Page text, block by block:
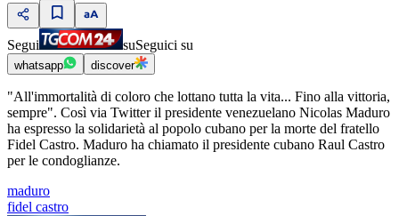
Segui suSeguici su
whatsapp discover
"All'immortalità di coloro che lottano tutta la vita... Fino alla vittoria,
sempre". Così via Twitter il presidente venezuelano Nicolas Maduro
ha espresso la solidarietà al popolo cubano per la morte del fratello
Fidel Castro. Maduro ha chiamato il presidente cubano Raul Castro
per le condoglianze.
maduro
fidel castro